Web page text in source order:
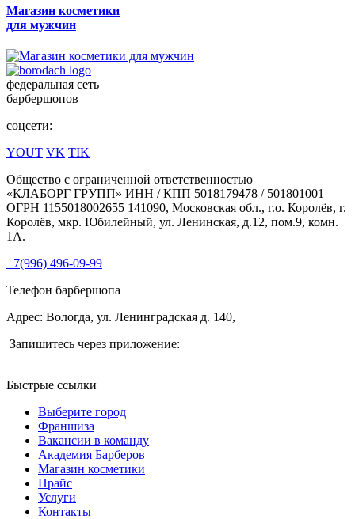
Магазин косметики
для мужчин
федеральная сеть
барбершопов
соцсети:
YOUT VK TIK
Общество с ограниченной ответственностью
«КЛАБОРГ ГРУПП» ИНН / КПП 5018179478 / 501801001
ОГРН 1155018002655 141090, Московская обл., г.о. Королёв, г.
Королёв, мкр. Юбилейный, ул. Ленинская, д.12, пом.9, комн.
1А.
+7(996) 496-09-99
Телефон барбершопа
Адрес: Вологда, ул. Ленинградская д. 140,
Запишитесь через приложение:
Быстрые ссылки
Выберите город
Франшиза
Вакансии в команду
Академия Барберов
Магазин косметики
Прайс
Услуги
Контакты